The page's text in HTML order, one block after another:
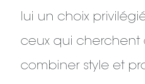
lui un choix
ceux qui cherchent
combiner style et